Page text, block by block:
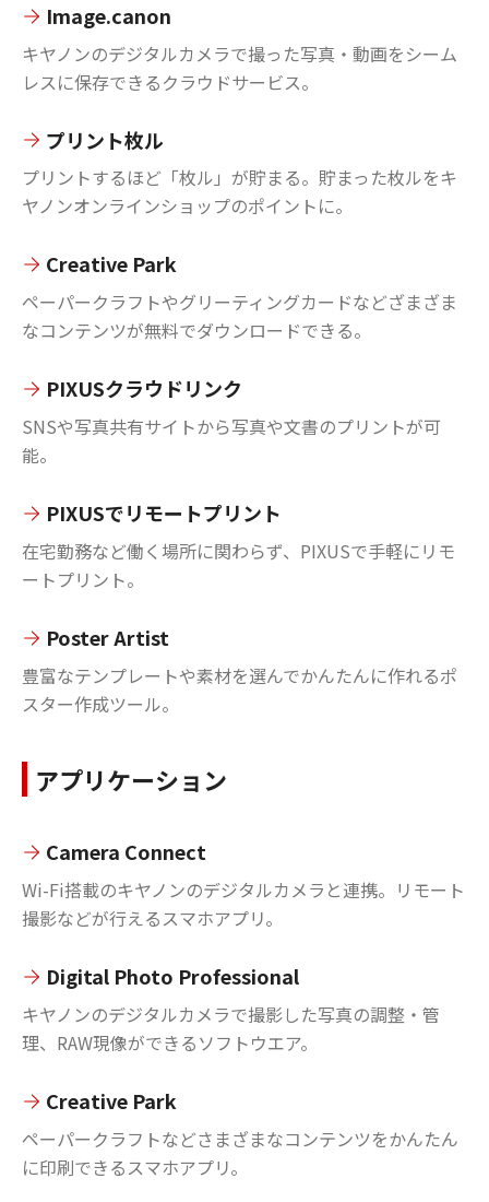
Image.canon
キヤノンのデジタルカメラで撮った写真・動画をシーム
レスに保存できるクラウドサービス。
プリント枚ル
プリントするほど「枚ル」が貯まる。貯まった枚ルをキ
ヤノンオンラインショップのポイントに。
Creative Park
ペーパークラフトやグリーティングカードなどざまざま
なコンテンツが無料でダウンロードできる。
PIXUSクラウドリンク
SNSや写真共有サイトから写真や文書のプリントが可
能。
PIXUSでリモートプリント
在宅勤務など働く場所に関わらず、PIXUSで手軽にリモ
ートプリント。
Poster Artist
豊富なテンプレートや素材を選んでかんたんに作れるポ
スター作成ツール。
アプリケーション
Camera Connect
Wi-Fi搭載のキヤノンのデジタルカメラと連携。リモート
撮影などが行えるスマホアプリ。
Digital Photo Professional
キヤノンのデジタルカメラで撮影した写真の調整・管
理、RAW現像ができるソフトウエア。
Creative Park
ペーパークラフトなどさまざまなコンテンツをかんたん
に印刷できるスマホアプリ。